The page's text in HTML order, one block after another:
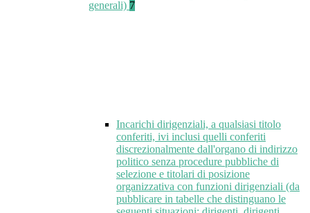
generali) 7
Incarichi dirigenziali, a qualsiasi titolo
conferiti, ivi inclusi quelli conferiti
discrezionalmente dall'organo di indirizzo
politico senza procedure pubbliche di
selezione e titolari di posizione
organizzativa con funzioni dirigenziali (da
pubblicare in tabelle che distinguano le